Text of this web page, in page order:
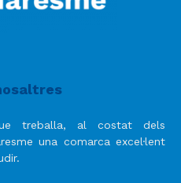
treballa, al costat dels
una comarca excel·lent